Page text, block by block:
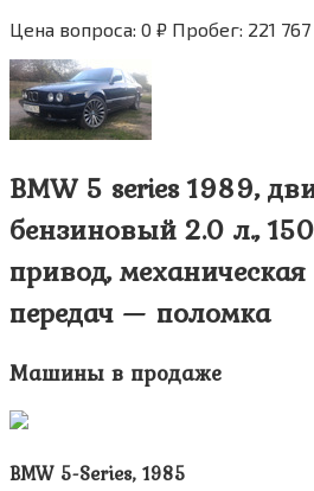
Цена вопроса: 0 ₽ Пробег: 221
BMW 5 series 1989,
бензиновый 2.0 л.,
привод,
передач — поломка
Машины в продаже
BMW 5-Series, 1985